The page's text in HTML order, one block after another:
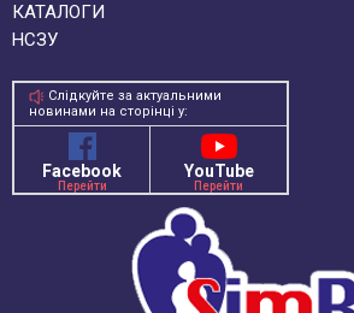
КАТАЛОГИ
НСЗУ
Слідкуйте за актуальними
новинами на сторінці у:
Facebook
Перейти
YouTube
Перейти